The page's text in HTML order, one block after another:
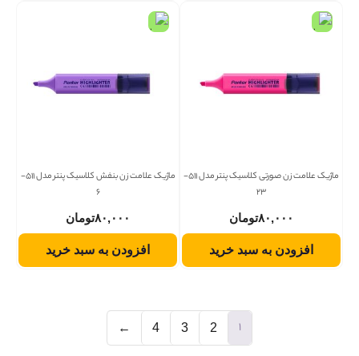
ماژیک علامت زن صورتی کلاسیک پنتر مدل 511-
۸۰,۰۰۰تومان
افزودن به سبد خرید
ماژیک علامت زن بنفش کلاسیک پنتر مدل 511-
۸۰,۰۰۰تومان
افزودن به سبد خرید